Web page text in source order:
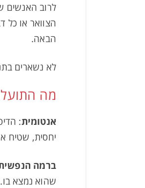
לרוב האנשים
הצוואר או
הבאה.
לא נשארים
מה
אנטומית:
יחסית, שטיח
ברמה
שהוא נמצא